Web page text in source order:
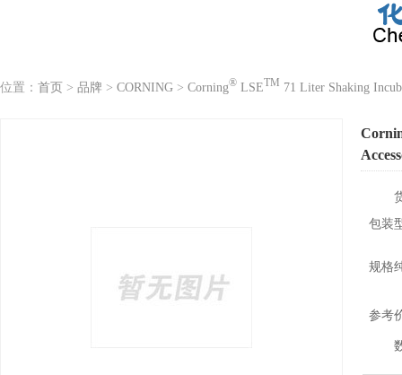
位置： 首页 > 品牌 > CORNING > Corning® LSETM 71 Liter Shaking
包装
规格
参考